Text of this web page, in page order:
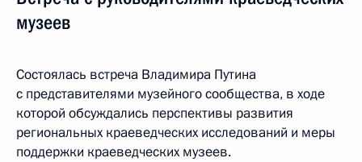
музеев
Состоялась встреча Владимира Путина
с представителями музейного сообщества, в ходе
которой обсуждались перспективы развития
региональных краеведческих исследований и меры
поддержки краеведческих музеев.